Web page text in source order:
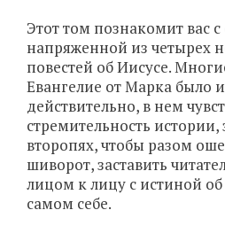
Этот том познакомит вас
напряженной из четырех
повестей об Иисусе.
Евангелие от Марка было
действительно, в нем
стремительность
второпях, чтобы разом
шиворот, заставить
лицом к лицу с истиной об
самом себе.